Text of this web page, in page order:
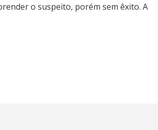
o suspeito, porém sem êxito. A